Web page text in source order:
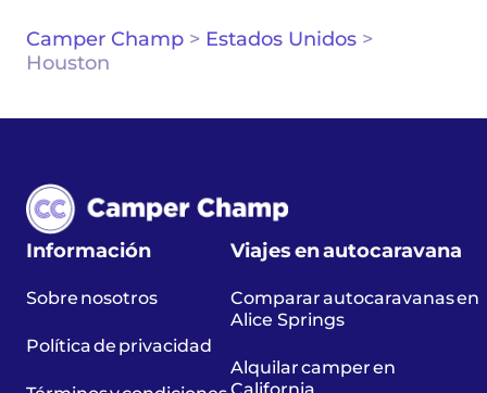
Camper Champ > Estados Unidos >
Houston
Información
Sobre nosotros
Política de privacidad
Viajes en autocaravana
Comparar autocaravanas en
Alice Springs
Alquilar camper en
California